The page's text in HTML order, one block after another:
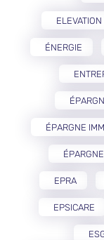
ÉNERGIE
ÉPARGNE
EPRA
EPSICARE